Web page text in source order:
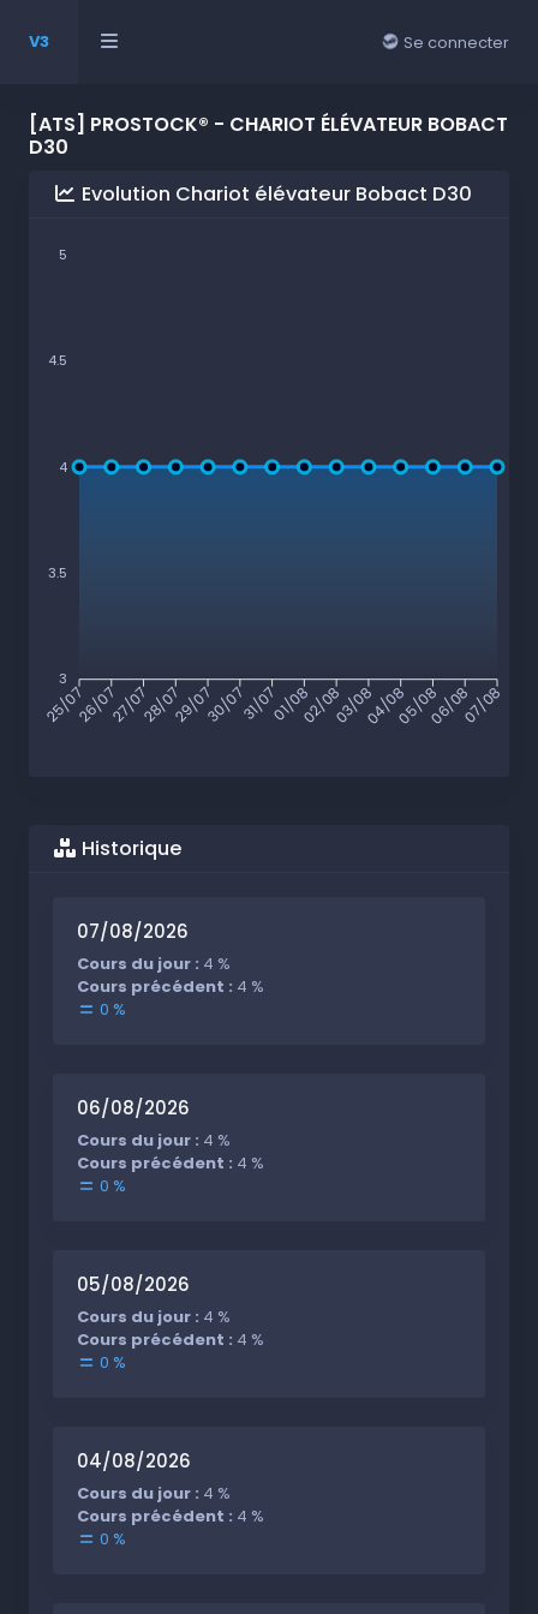
V3 Se connecter
[ATS] PROSTOCK® - CHARIOT ÉLÉVATEUR BOBACT
D30
Evolution Chariot élévateur Bobact D30
5
4.5
4
3.5
3
25/0726/0727/0728/0729/0730/0731/0701/0802/0803/0804/0805/0806/0807/08
Historique
07/08/2026
Cours du jour : 4 %
Cours précédent : 4 %
0 %
06/08/2026
Cours du jour : 4 %
Cours précédent : 4 %
0 %
05/08/2026
Cours du jour : 4 %
Cours précédent : 4 %
0 %
04/08/2026
Cours du jour : 4 %
Cours précédent : 4 %
0 %